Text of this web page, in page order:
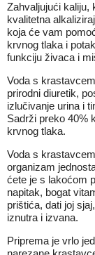
Zahvaljujući kaliju,
kvalitetna
koja će vam
krvnog tlaka i
funkciju živaca i
Voda s
prirodni diuretik,
izlučivanje urina i
Sadrži preko 40%
krvnog tlaka.
Voda s
organizam
ćete je s lakoćom
napitak, bogat
prištića, dati joj
iznutra i izvana.
Priprema je vrlo